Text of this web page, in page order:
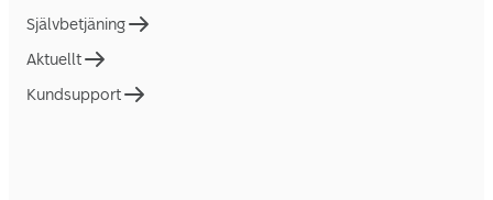
Självbetjäning
Aktuellt
Kundsupport